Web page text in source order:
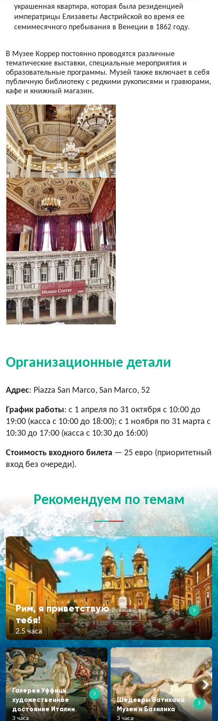
украшенная квартира, которая была резиденцией
императрицы Елизаветы Австрийской во время ее
семимесячного пребывания в Венеции в 1862 году.
В Музее Коррер постоянно проводятся различные
тематические выставки, специальные мероприятия и
образовательные программы. Музей также включает в себя
публичную библиотеку с редкими рукописями и гравюрами,
кафе и книжный магазин.
Организационные детали
Адрес: Piazza San Marco, San Marco, 52
График работы: с 1 апреля по 31 октября с 10:00 до
19:00 (касса с 10:00 до 18:00); с 1 ноября по 31 марта с
10:30 до 17:00 (касса с 10:30 до 16:00)
Стоимость входного билета — 25 евро (приоритетный
вход без очереди).
Рекомендуем по темам
Рим, я приветствую
тебя!
2.5 часа
Галерея Уффици:
художественное
достояние Италии
3 часа
Шедевры Ватикана:
Музеи и Базилика
3 часа